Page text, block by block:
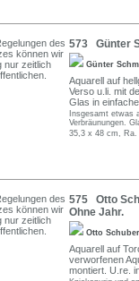
573 Günter
Günter
Aquarell auf
Verso u.li. mit
Glas in
Insgesamt etwas
Verbräunungen.
35,3 x 48 cm,
575 Otto
Ohne Jahr.
Otto
Aquarell auf
verworfenen
montiert. U.re.